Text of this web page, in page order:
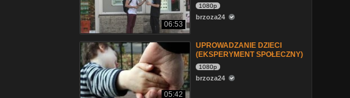
06:53
1080p
brzoza24
05:42
UPROWADZANIE DZIECI
(EKSPERYMENT SPOŁECZNY)
1080p
brzoza24